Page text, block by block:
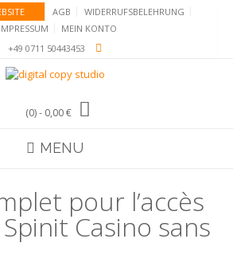
AGB
WIDERRUFSBELEHRUNG
IMPRESSUM
MEIN KONTO
+49 0711 50443453
(0)- 0,00 €
MENU
pour l’accès
Casino sans